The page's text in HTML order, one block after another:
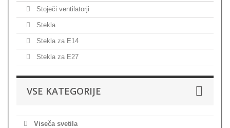
Stoječi ventilatorji
Stekla
Stekla za E14
Stekla za E27
VSE KATEGORIJE
Viseča svetila